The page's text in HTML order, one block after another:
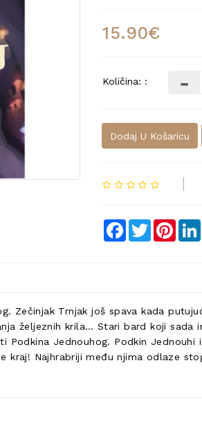
15.90€
Količina: :
Dodaj U Košaricu
Facebook
Twitter
Zečinjak Trnjak još spava kada
željeznih krila… Stari bard koji sada
Podkina Jednouhog. Podkin
kraj! Najhrabriji među njima odlaze